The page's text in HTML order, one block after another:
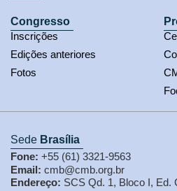
Congresso
Inscrições
Edições anteriores
Fotos
Sede Brasília
Fone: +55 (61) 3321-9563
Email: cmb@cmb.org.br
Endereço: SCS Qd. 1, Bloco I, Ed.